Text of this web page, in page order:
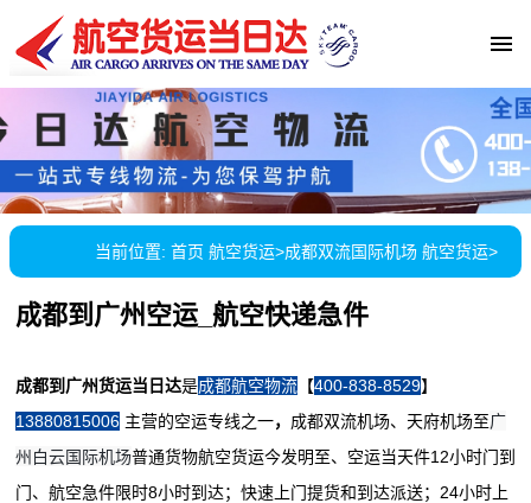
当前位置: 首页 航空货运>成都双流国际机场 航空货运>
成都到广州空运_航空快递急件
成都到广州货运当日达是成都航空物流 【400-838-8529】
13880815006 主营的空运专线之一， 成都双流机场、天府机场至广
州白云国际机场普通货物航空货运今发明至、空运当天件12小时门到
门、航空急件限时8小时到达；快速上门提货和到达派送；24小时上